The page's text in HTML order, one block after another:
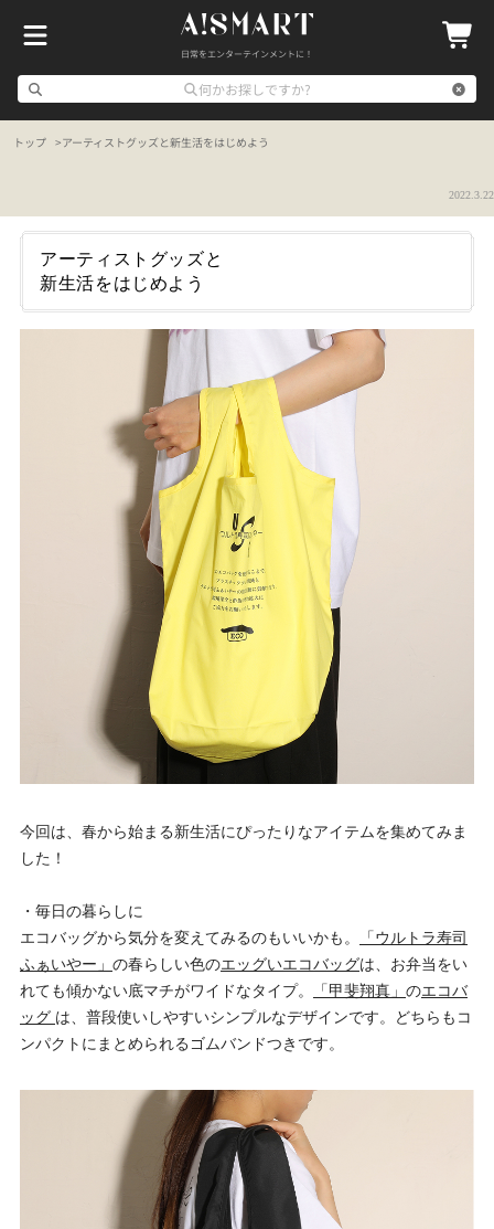
日常をエンターテインメントに！
何かお探しですか?
トップ アーティストグッズと新生活をはじめよう
2022.3.22
アーティストグッズと
新生活をはじめよう
今回は、春から始まる新生活にぴったりなアイテムを集めてみま
した！
・毎日の暮らしに
エコバッグから気分を変えてみるのもいいかも。
「ウルトラ寿司
ふぁいやー」 の春らしい色のエッグいエコバッグは、お弁当をい
れても傾かない底マチがワイドなタイプ。
「甲斐翔真」 のエコバ
ッグ は、普段使いしやすいシンプルなデザインです。どちらもコ
ンパクトにまとめられるゴムバンドつきです。